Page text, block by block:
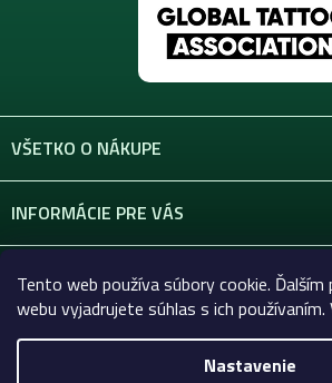
Tento web používa súbory cookie.
webu vyjadrujete súhlas s ich
Nastavenie
VŠETKO O NÁKUPE
INFORMÁCIE PRE VÁS
KONTAKT